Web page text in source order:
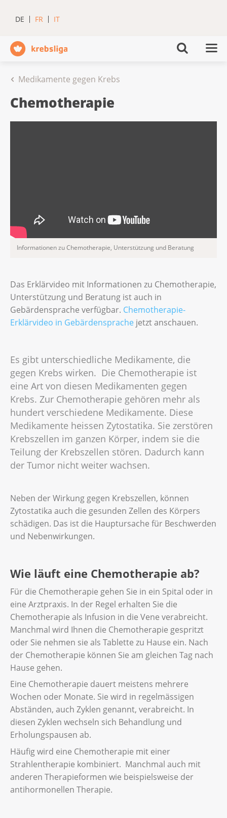
DE FR IT
Medikamente gegen Krebs
Chemotherapie
Informationen zu Chemotherapie, Unterstützung und Beratung
Das Erklärvideo mit Informationen zu Chemotherapie,
Unterstützung und Beratung ist auch in
Gebärdensprache verfügbar. Chemotherapie-
Erklärvideo in Gebärdensprache jetzt anschauen.
Es gibt unterschiedliche Medikamente, die
gegen Krebs wirken. Die Chemotherapie ist
eine Art von diesen Medikamenten gegen
Krebs. Zur Chemotherapie gehören mehr als
hundert verschiedene Medikamente. Diese
Medikamente heissen Zytostatika. Sie zerstören
Krebszellen im ganzen Körper, indem sie die
Teilung der Krebszellen stören. Dadurch kann
der Tumor nicht weiter wachsen.
Neben der Wirkung gegen Krebszellen, können
Zytostatika auch die gesunden Zellen des Körpers
schädigen. Das ist die Hauptursache für Beschwerden
und Nebenwirkungen.
Wie läuft eine Chemotherapie ab?
Für die Chemotherapie gehen Sie in ein Spital oder in
eine Arztpraxis. In der Regel erhalten Sie die
Chemotherapie als Infusion in die Vene verabreicht.
Manchmal wird Ihnen die Chemotherapie gespritzt
oder Sie nehmen sie als Tablette zu Hause ein. Nach
der Chemotherapie können Sie am gleichen Tag nach
Hause gehen.
Eine Chemotherapie dauert meistens mehrere
Wochen oder Monate. Sie wird in regelmässigen
Abständen, auch Zyklen genannt, verabreicht. In
diesen Zyklen wechseln sich Behandlung und
Erholungspausen ab.
Häufig wird eine Chemotherapie mit einer
Strahlentherapie kombiniert. Manchmal auch mit
anderen Therapieformen wie beispielsweise der
antihormonellen Therapie.